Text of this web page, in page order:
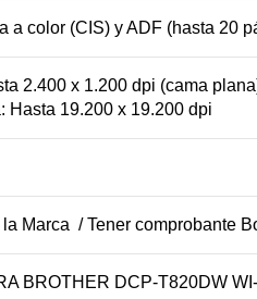
a color (CIS) y ADF (hasta 20
2.400 x 1.200 dpi (cama
Hasta 19.200 x 19.200 dpi
Marca / Tener comprobante
BROTHER DCP-T820DW WI-